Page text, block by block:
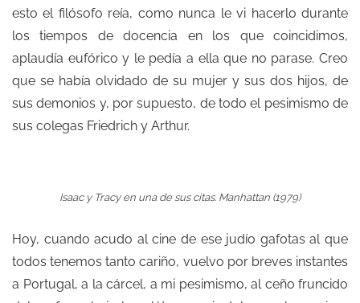
esto el filósofo reía, como nunca le vi hacerlo durante
los tiempos de docencia en los que coincidimos,
aplaudía eufórico y le pedía a ella que no parase. Creo
que se había olvidado de su mujer y sus dos hijos, de
sus demonios y, por supuesto, de todo el pesimismo de
sus colegas Friedrich y Arthur.
Isaac y Tracy en una de sus citas. Manhattan (1979)
Hoy, cuando acudo al cine de ese judío gafotas al que
todos tenemos tanto cariño, vuelvo por breves instantes
a Portugal, a la cárcel, a mi pesimismo, al ceño fruncido